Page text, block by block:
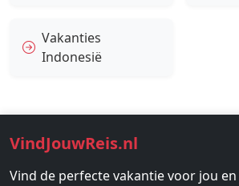
Vakanties
Indonesië
VindJouwReis.nl
Vind de perfecte vakantie voor jou